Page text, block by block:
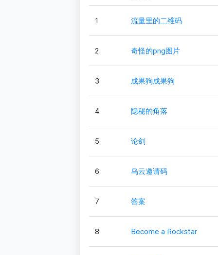
1 流量里的二维码
2 奇怪的png图片
3 成果狗成果狗
4 隐秘的角落
5 论剑
6 乌云邀请码
7 答案
8 Become a Rockstar